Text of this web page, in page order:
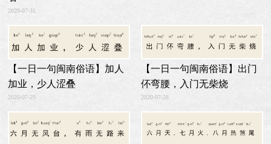
2020-07-31
【一日一句闽南俗语】加人
加业，少人涩叠
2020-07-29
【一日一句闽南俗语】出门
伓弯腰，入门无柴烧
2020-07-28